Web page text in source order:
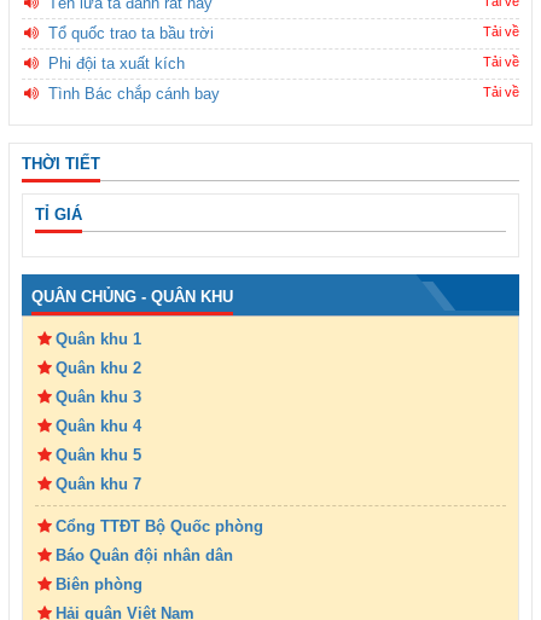
Tổ quốc trao ta bầu trời Tải về
Phi đội ta xuất kích Tải về
Tình Bác chắp cánh bay Tải về
THỜI TIẾT
TỈ GIÁ
QUÂN CHỦNG - QUÂN KHU
Quân khu 1
Quân khu 2
Quân khu 3
Quân khu 4
Quân khu 5
Quân khu 7
Cổng TTĐT Bộ Quốc phòng
Báo Quân đội nhân dân
Biên phòng
Hải quân Việt Nam